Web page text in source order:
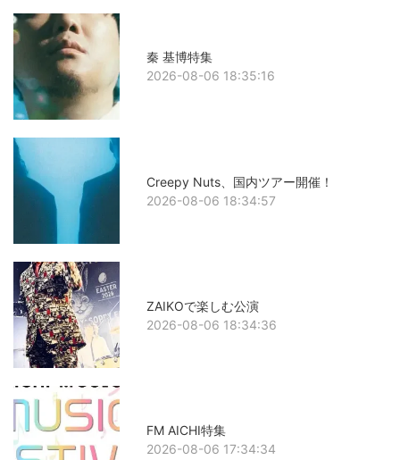
秦 基博特集
2026-08-06 18:35:16
Creepy Nuts、国内ツアー開催！
2026-08-06 18:34:57
ZAIKOで楽しむ公演
2026-08-06 18:34:36
FM AICHI特集
2026-08-06 17:34:34